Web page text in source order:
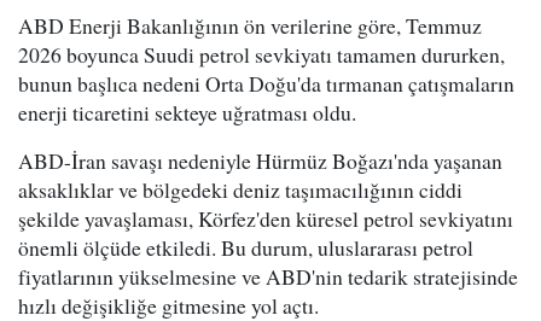
ABD Enerji Bakanlığının ön verilerine göre, Temmuz
2026 boyunca Suudi petrol sevkiyatı tamamen dururken,
bunun başlıca nedeni Orta Doğu'da tırmanan çatışmaların
enerji ticaretini sekteye uğratması oldu.
ABD-İran savaşı nedeniyle Hürmüz Boğazı'nda yaşanan
aksaklıklar ve bölgedeki deniz taşımacılığının ciddi
şekilde yavaşlaması, Körfez'den küresel petrol sevkiyatını
önemli ölçüde etkiledi. Bu durum, uluslararası petrol
fiyatlarının yükselmesine ve ABD'nin tedarik stratejisinde
hızlı değişikliğe gitmesine yol açtı.